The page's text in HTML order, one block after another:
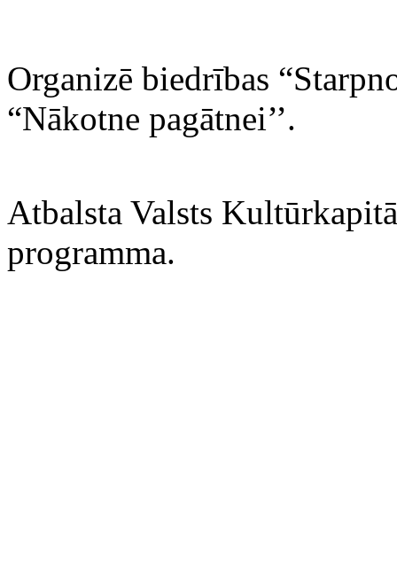
Organizē biedrības
“Nākotne pagātnei’’.
Atbalsta Valsts
programma.